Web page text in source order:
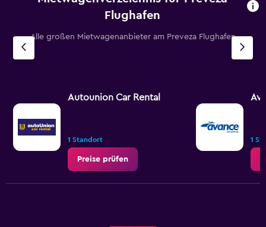
Flughafen
Alle großen Mietwagenanbieter am Preveza Flughafen
Autounion Car Rental
1 Standort
Preise prüfen
1